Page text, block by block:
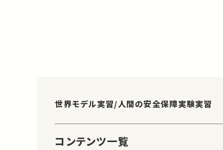
世界モデル実習/人間の安全保障実験実習
コンテンツ一覧